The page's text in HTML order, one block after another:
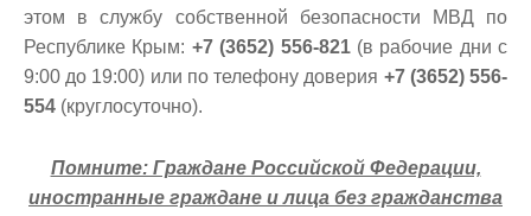
этом в службу собственной безопасности МВД по
Республике Крым: +7 (3652) 556-821(в рабочие дни с
9:00 до 19:00) или по телефону доверия +7 (3652) 556-
554 (круглосуточно).
Помните: Граждане Российской Федерации,
иностранные граждане и лица без гражданства